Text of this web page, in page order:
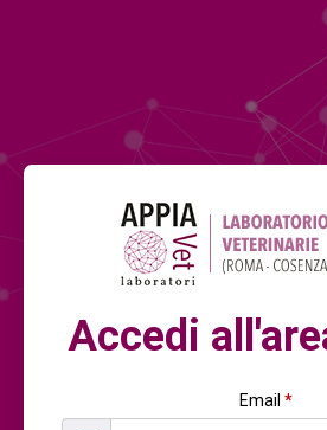
Accedi
Email *